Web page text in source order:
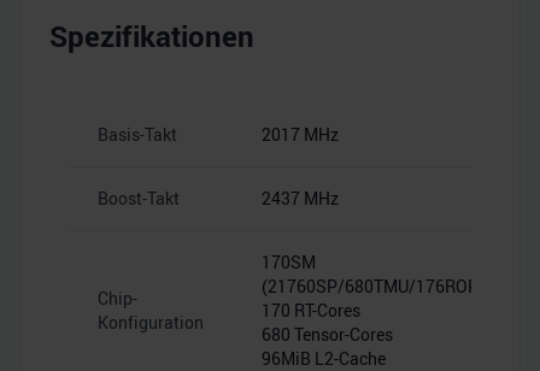
Spezifikationen
Basis-Takt 2017 MHz
Boost-Takt 2437 MHz
Chip-
Konfiguration
170SM
(21760SP/680TMU/176ROP)
170 RT-Cores
680 Tensor-Cores
96MiB L2-Cache